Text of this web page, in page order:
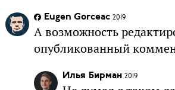
Eugen Gorceac 2019
А возможность
опубликованный
Илья Бирман 2019